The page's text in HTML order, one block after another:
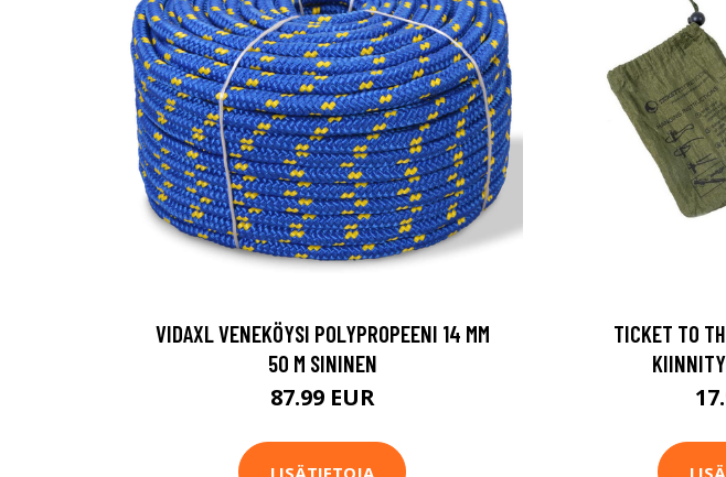
VIDAXL VENEKÖYSI POLYPROPEENI 14 MM
50 M SININEN
87.99 EUR
LISÄTIETOJA
TICKET TO